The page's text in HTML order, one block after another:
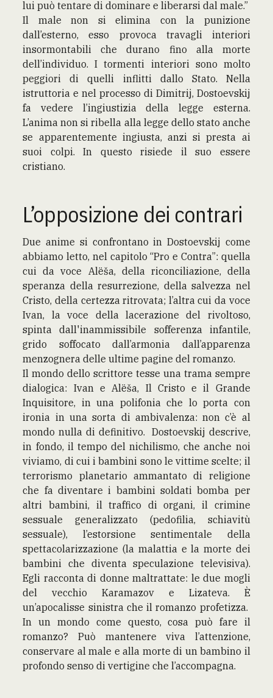
lui può tentare di dominare e liberarsi dal male.”
Il male non si elimina con la punizione
dall’esterno, esso provoca travagli interiori
insormontabili che durano fino alla morte
dell’individuo. I tormenti interiori sono molto
peggiori di quelli inflitti dallo Stato. Nella
istruttoria e nel processo di Dimitrij, Dostoevskij
fa vedere l’ingiustizia della legge esterna.
L’anima non si ribella alla legge dello stato anche
se apparentemente ingiusta, anzi si presta ai
suoi colpi. In questo risiede il suo essere
cristiano.
L’opposizione dei contrari
Due anime si confrontano in Dostoevskij come
abbiamo letto, nel capitolo “Pro e Contra”: quella
cui da voce Alëša, della riconciliazione, della
speranza della resurrezione, della salvezza nel
Cristo, della certezza ritrovata; l’altra cui da voce
Ivan, la voce della lacerazione del rivoltoso,
spinta dall'inammissibile sofferenza infantile,
grido soffocato dall’armonia dall’apparenza
menzognera delle ultime pagine del romanzo.
Il mondo dello scrittore tesse una trama sempre
dialogica: Ivan e Alëša, Il Cristo e il Grande
Inquisitore, in una polifonia che lo porta con
ironia in una sorta di ambivalenza: non c’è al
mondo nulla di definitivo. Dostoevskij descrive,
in fondo, il tempo del nichilismo, che anche noi
viviamo, di cui i bambini sono le vittime scelte; il
terrorismo planetario ammantato di religione
che fa diventare i bambini soldati bomba per
altri bambini, il traffico di organi, il crimine
sessuale generalizzato (pedofilia, schiavitù
sessuale), l’estorsione sentimentale della
spettacolarizzazione (la malattia e la morte dei
bambini che diventa speculazione televisiva).
Egli racconta di donne maltrattate: le due mogli
del vecchio Karamazov e Lizateva. È
un’apocalisse sinistra che il romanzo profetizza.
In un mondo come questo, cosa può fare il
romanzo? Può mantenere viva l’attenzione,
conservare al male e alla morte di un bambino il
profondo senso di vertigine che l’accompagna.